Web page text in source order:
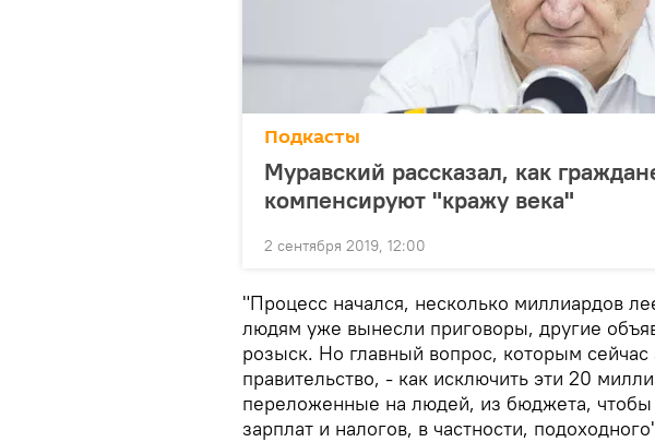
Подкасты
Муравский рассказал, как
компенсируют "кражу века"
2 сентября 2019, 12:00
"Процесс начался, несколько миллиардов
людям уже вынесли приговоры, другие
розыск. Но главный вопрос, которым сейчас
правительство, - как исключить эти 20
переложенные на людей, из бюджета,
зарплат и налогов, в частности,